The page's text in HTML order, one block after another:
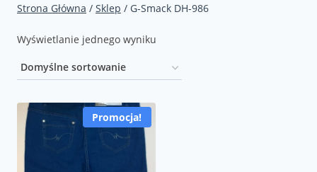
Strona Główna / Sklep / G-Smack DH-986
Wyświetlanie jednego wyniku
Promocja!